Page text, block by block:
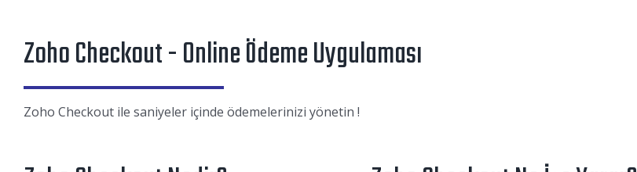
Zoho Checkout - Online Ödeme Uygulaması
Zoho Checkout ile saniyeler içinde ödemelerinizi yönetin !